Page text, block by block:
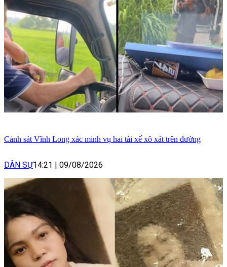
Cảnh sát Vĩnh Long xác minh vụ hai tài xế xô xát trên đường
DÂN SỰ14:21 | 09/08/2026